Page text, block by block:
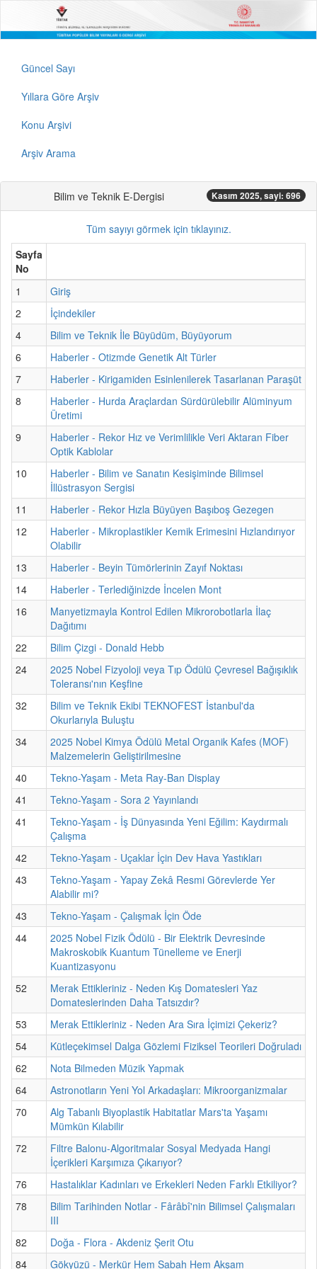
Güncel Sayı
Yıllara Göre Arşiv
Konu Arşivi
Arşiv Arama
Bilim ve Teknik E-Dergisi Kasım 2025, sayi: 696
Tüm sayıyı görmek için tıklayınız.
Sayfa
No
1
Giriş
2
İçindekiler
4
Bilim ve Teknik İle Büyüdüm, Büyüyorum
6
Haberler - Otizmde Genetik Alt Türler
7
Haberler - Kirigamiden Esinlenilerek Tasarlanan Paraşüt
8
Haberler - Hurda Araçlardan Sürdürülebilir Alüminyum
Üretimi
9
Haberler - Rekor Hız ve Verimlilikle Veri Aktaran Fiber
Optik Kablolar
10
Haberler - Bilim ve Sanatın Kesişiminde Bilimsel
İllüstrasyon Sergisi
11
Haberler - Rekor Hızla Büyüyen Başıboş Gezegen
12
Haberler - Mikroplastikler Kemik Erimesini Hızlandırıyor
Olabilir
13
Haberler - Beyin Tümörlerinin Zayıf Noktası
14
Haberler - Terlediğinizde İncelen Mont
16
Manyetizmayla Kontrol Edilen Mikrorobotlarla İlaç
Dağıtımı
22
Bilim Çizgi - Donald Hebb
24
2025 Nobel Fizyoloji veya Tıp Ödülü Çevresel Bağışıklık
Toleransı'nın Keşfine
32
Bilim ve Teknik Ekibi TEKNOFEST İstanbul'da
Okurlarıyla Buluştu
34
2025 Nobel Kimya Ödülü Metal Organik Kafes (MOF)
Malzemelerin Geliştirilmesine
40
Tekno-Yaşam - Meta Ray-Ban Display
41
Tekno-Yaşam - Sora 2 Yayınlandı
41
Tekno-Yaşam - İş Dünyasında Yeni Eğilim: Kaydırmalı
Çalışma
42
Tekno-Yaşam - Uçaklar İçin Dev Hava Yastıkları
43
Tekno-Yaşam - Yapay Zekâ Resmi Görevlerde Yer
Alabilir mi?
43
Tekno-Yaşam - Çalışmak İçin Öde
44
2025 Nobel Fizik Ödülü - Bir Elektrik Devresinde
Makroskobik Kuantum Tünelleme ve Enerji
Kuantizasyonu
52
Merak Ettikleriniz - Neden Kış Domatesleri Yaz
Domateslerinden Daha Tatsızdır?
53
Merak Ettikleriniz - Neden Ara Sıra İçimizi Çekeriz?
54
Kütleçekimsel Dalga Gözlemi Fiziksel Teorileri Doğruladı
62
Nota Bilmeden Müzik Yapmak
64
Astronotların Yeni Yol Arkadaşları: Mikroorganizmalar
70
Alg Tabanlı Biyoplastik Habitatlar Mars'ta Yaşamı
Mümkün Kılabilir
72
Filtre Balonu-Algoritmalar Sosyal Medyada Hangi
İçerikleri Karşımıza Çıkarıyor?
76
Hastalıklar Kadınları ve Erkekleri Neden Farklı Etkiliyor?
78
Bilim Tarihinden Notlar - Fârâbî'nin Bilimsel Çalışmaları
III
82
Doğa - Flora - Akdeniz Şerit Otu
84
Gökyüzü - Merkür Hem Sabah Hem Akşam